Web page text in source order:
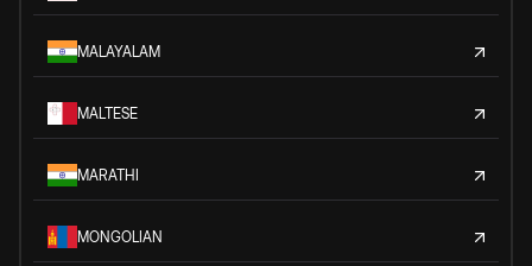
MALAYALAM
MALTESE
MARATHI
MONGOLIAN